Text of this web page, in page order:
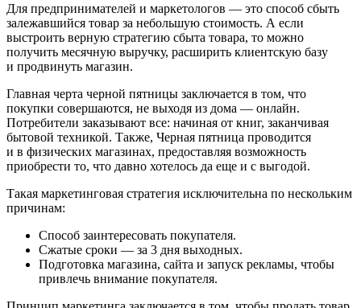
Для предпринимателей и маркетологов — это способ сбыть
залежавшийся товар за небольшую стоимость. А если
выстроить верную стратегию сбыта товара, то можно
получить месячную выручку, расширить клиентскую базу
и продвинуть магазин.
Главная черта черной пятницы заключается в том, что
покупки совершаются, не выходя из дома — онлайн.
Потребители заказывают все: начиная от книг, заканчивая
бытовой техникой. Также, Черная пятница проводится
и в физических магазинах, предоставляя возможность
приобрести то, что давно хотелось да еще и с выгодой.
Такая маркетинговая стратегия исключительна по нескольким
причинам:
Способ заинтересовать покупателя.
Сжатые сроки — за 3 дня выходных.
Подготовка магазина, сайта и запуск рекламы, чтобы
привлечь внимание покупателя.